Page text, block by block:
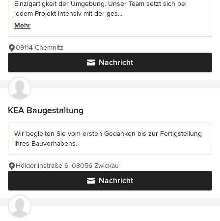
Einzigartigkeit der Umgebung. Unser Team setzt sich bei
jedem Projekt intensiv mit der ges...
Mehr
Nachricht
09114 Chemnitz
KEA Baugestaltung
Wir begleiten Sie vom ersten Gedanken bis zur Fertigstellung
Ihres Bauvorhabens.
Nachricht
Hölderlinstraße 6, 08056 Zwickau